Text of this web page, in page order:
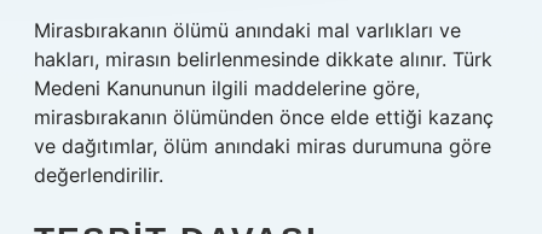
Mirasbırakanın ölümü anındaki mal varlıkları ve
hakları, mirasın belirlenmesinde dikkate alınır. Türk
Medeni Kanununun ilgili maddelerine göre,
mirasbırakanın ölümünden önce elde ettiği kazanç
ve dağıtımlar, ölüm anındaki miras durumuna göre
değerlendirilir.